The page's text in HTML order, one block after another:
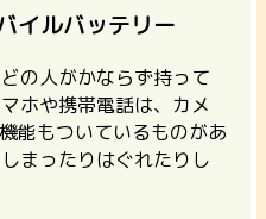
イルバッテリー
の人がかならず持って
ホや携帯電話は、カメ
能もついているものがあ
まったりはぐれたりし